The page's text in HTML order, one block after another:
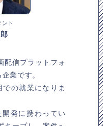
ト
配信プラットフォ
業です。
の就業になりま
発に携わってい